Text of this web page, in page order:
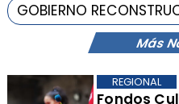
Más
​Fondos
REGIONAL
GOBIERNO